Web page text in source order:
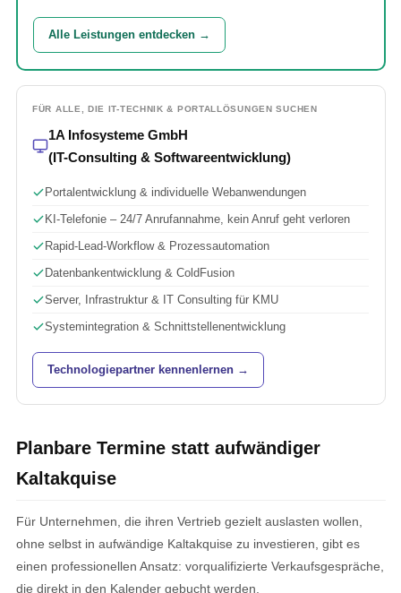
Alle Leistungen entdecken →
FÜR ALLE, DIE IT-TECHNIK & PORTALLÖSUNGEN SUCHEN
1A Infosysteme GmbH
(IT-Consulting & Softwareentwicklung)
Portalentwicklung & individuelle Webanwendungen
KI-Telefonie – 24/7 Anrufannahme, kein Anruf geht verloren
Rapid-Lead-Workflow & Prozessautomation
Datenbankentwicklung & ColdFusion
Server, Infrastruktur & IT Consulting für KMU
Systemintegration & Schnittstellenentwicklung
Technologiepartner kennenlernen →
Planbare Termine statt aufwändiger
Kaltakquise
Für Unternehmen, die ihren Vertrieb gezielt auslasten wollen,
ohne selbst in aufwändige Kaltakquise zu investieren, gibt es
einen professionellen Ansatz: vorqualifizierte Verkaufsgespräche,
die direkt in den Kalender gebucht werden.